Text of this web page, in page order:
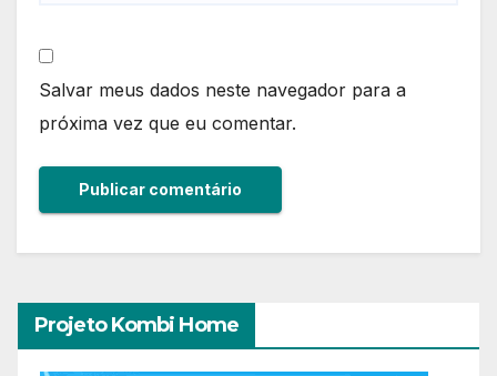
Salvar meus dados neste navegador para a
próxima vez que eu comentar.
Projeto Kombi Home